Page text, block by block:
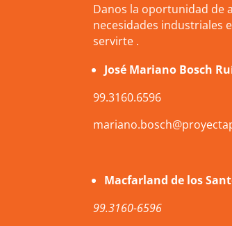
Danos la oportunidad de
necesidades industriales
servirte .
José Mariano Bosch
99.3160.6596
Macfarland de los
99.3160-6596